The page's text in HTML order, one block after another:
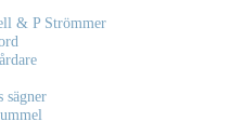
& P Strömmer
sägner